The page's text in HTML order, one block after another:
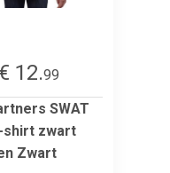
€ 12.99
SWAT
zwart
Zwart